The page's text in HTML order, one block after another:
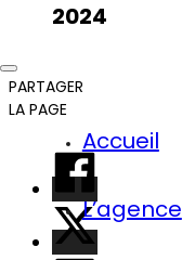
Accueil
L’agence
2024
PARTAGER
LA PAGE